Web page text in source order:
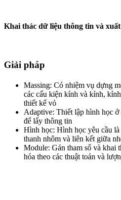
Khai thác dữ liệu thông tin và
Giải pháp
Massing: Có nhiệm vụ dựng
các cấu kiện kính và kính,
thiết kế vỏ
Adaptive: Thiết lập hình học ở
để lấy thông tin
Hình học: Hình học yêu cầu
thanh nhôm và liên kết giữa
Module: Gán tham số và khai
hóa theo các thuật toán và